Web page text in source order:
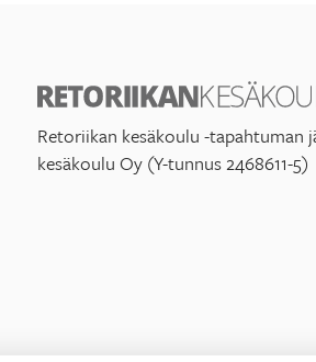
Retoriikan kesäkoulu -tapahtuman
kesäkoulu Oy (Y-tunnus 2468611-5)